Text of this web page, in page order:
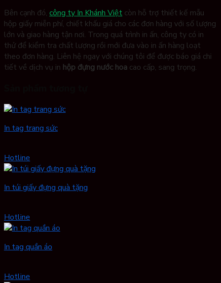
Bên cạnh đó, công ty In Khánh Việt còn hỗ trợ thiết kế mẫu
hộp giấy miễn phí, chiết khấu giá cho các đơn hàng với số lượng
lớn và giao hàng tận nơi. Trong quá trình in ấn, công ty có in
thử để kiểm tra chất lượng rồi mới đưa vào in ấn hàng loạt
theo đơn hàng. Liên hệ ngay với chúng tôi để được báo giá chi
tiết về dịch vụ in hộp đựng nước hoa cao cấp, sang trọng.
In tag trang sức
Hotline
In túi giấy đựng quà tặng
Hotline
In tag quần áo
Hotline